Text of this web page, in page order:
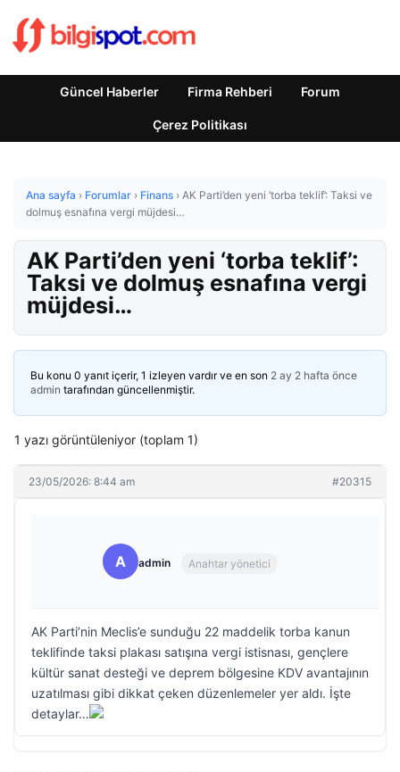
Güncel Haberler Firma Rehberi Forum
Çerez Politikası
Ana sayfa › Forumlar › Finans › AK Parti’den yeni ‘torba teklif’: Taksi ve
dolmuş esnafına vergi müjdesi…
AK Parti’den yeni ‘torba teklif’:
Taksi ve dolmuş esnafına vergi
müjdesi…
Bu konu 0 yanıt içerir, 1 izleyen vardır ve en son 2 ay 2 hafta önce
admin tarafından güncellenmiştir.
1 yazı görüntüleniyor (toplam 1)
23/05/2026: 8:44 am #20315
A admin Anahtar yönetici
AK Parti’nin Meclis’e sunduğu 22 maddelik torba kanun
teklifinde taksi plakası satışına vergi istisnası, gençlere
kültür sanat desteği ve deprem bölgesine KDV avantajının
uzatılması gibi dikkat çeken düzenlemeler yer aldı. İşte
detaylar…